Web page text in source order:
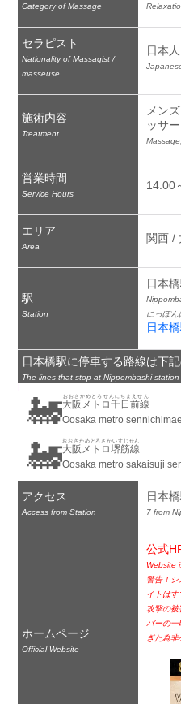
Category of Massage
セラピスト
Nationality of Massagist /
masseuse
日本人
施術内容
Treatment
メン
ッサ
営業時間
Service Hours
14:00
エリア
Area
関西 /
駅
Station
日本
にっぽん
日本
日本橋駅に停車する路線は下
The lines that stop at Nippombashi
🚂大阪メトロ千日前線
おおさかめとろせんにちまえせん
Oosaka metro
🚂大阪メトロ堺筋線
おおさかめとろさかいすじせん
Oosaka metro sakaisuji
アクセス
Access from Station
日本
7 from
ホームページ
Official Website
公式
Website
警告！
イトは
攻撃の
バーの
ぎた為非